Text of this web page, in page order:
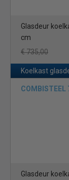
Glasdeur
cm
€ 735,00
Koelkast
COMBISTEEL
Glasdeur